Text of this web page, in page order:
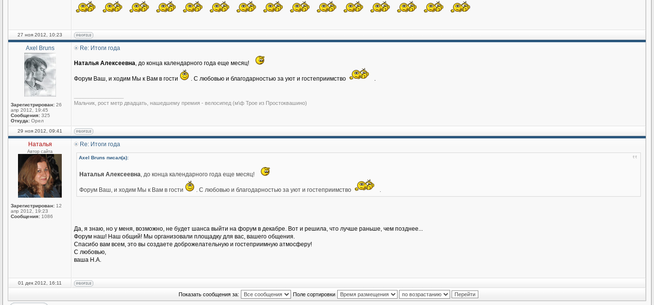
27 ноя 2012, 10:23
Axel Bruns
Зарегистрирован: 26
апр 2012, 19:45
Сообщения: 325
Откуда: Орел
Re: Итоги года
Наталья Алексеевна, до конца календарного года еще месяц!
Форум Ваш, и ходим Мы к Вам в гости . С любовью и благодарностью за уют и гостеприимство .
Мальчик, рост метр двадцать, нашедшему премия - велосипед (м\ф Трое из Простоквашино)
29 ноя 2012, 09:41
Наталья
Автор сайта
Зарегистрирован: 12
апр 2012, 19:23
Сообщения: 1086
Re: Итоги года
Axel Bruns писал(а):
Наталья Алексеевна, до конца календарного года еще месяц!
Форум Ваш, и ходим Мы к Вам в гости . С любовью и благодарностью за уют и гостеприимство .
Да, я знаю, но у меня, возможно, не будет шанса выйти на форум в декабре. Вот и решила, что лучше раньше, чем позднее...
Форум наш! Наш общий! Мы организовали площадку для вас, вашего общения.
Спасибо вам всем, это вы создаете доброжелательную и гостеприимную атмосферу!
С любовью,
ваша Н.А.
01 дек 2012, 16:11
Показать сообщения за: Поле сортировки